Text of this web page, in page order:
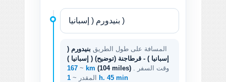
المسافة على طول الطريق بنيدورم (
إسبانيا ) - قرطاجنة (توضيح) ( إسبانيا )
~ 167 km (104 miles)
المقدر ~ 1 h. 45 min